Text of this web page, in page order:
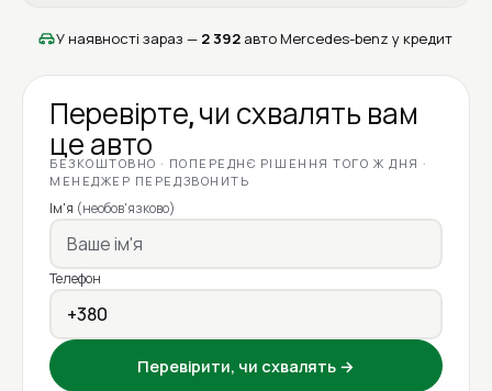
У наявності зараз — 2 392 авто Mercedes-benz у кредит
Перевірте, чи схвалять вам
це авто
БЕЗКОШТОВНО · ПОПЕРЕДНЄ РІШЕННЯ ТОГО Ж ДНЯ ·
МЕНЕДЖЕР ПЕРЕДЗВОНИТЬ
Ім'я (необов'язково)
Телефон
Перевірити, чи схвалять →